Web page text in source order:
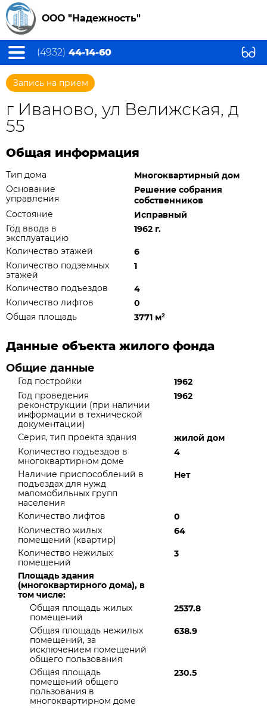
ООО "Надежность"
(4932) 44-14-60
Запись на прием
г Иваново, ул Велижская, д
55
Общая информация
Тип дома
Многоквартирный дом
Основание
управления
Решение собрания
собственников
Состояние
Исправный
Год ввода в
эксплуатацию
1962 г.
Количество этажей
6
Количество подземных
этажей
1
Количество подъездов
4
Количество лифтов
0
Общая площадь
3771 м²
Данные объекта жилого фонда
Общие данные
Год постройки
1962
Год проведения
реконструкции (при наличии
информации в технической
документации)
1962
Серия, тип проекта здания
жилой дом
Количество подъездов в
многоквартирном доме
4
Наличие приспособлений в
подъездах для нужд
маломобильных групп
населения
Нет
Количество лифтов
0
Количество жилых
помещений (квартир)
64
Количество нежилых
помещений
3
Площадь здания
(многоквартирного дома), в
том числе:
Общая площадь жилых
помещений
2537.8
Общая площадь нежилых
помещений, за
исключением помещений
общего пользования
638.9
Общая площадь
помещений общего
пользования в
многоквартирном доме
230.5